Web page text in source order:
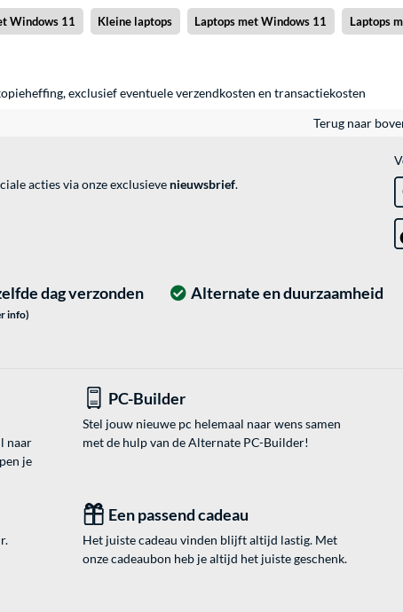
Windows 11 Kleine laptops Laptops met Windows 11 Laptops
exclusief eventueleverzendkosten en transactiekosten
Terug naar
acties via onze exclusieve nieuwsbrief.
Alternate en duurzaamheid
dag verzonden
info)
naar
je
PC-Builder
Stel jouw nieuwe pc helemaal naar wens samen
met de hulp van de Alternate PC-Builder!
Een passend cadeau
Het juiste cadeau vinden blijft altijd lastig. Met
onze cadeaubon heb je altijd het juiste geschenk.